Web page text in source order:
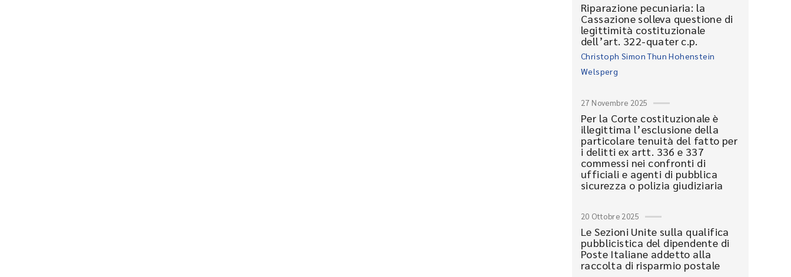
Riparazione pecuniaria: la
Cassazione solleva questione di
legittimità costituzionale
dell’art. 322-quater c.p.
Christoph Simon Thun Hohenstein
Welsperg
27 Novembre 2025
Per la Corte costituzionale è
illegittima l’esclusione della
particolare tenuità del fatto per
i delitti ex artt. 336 e 337
commessi nei confronti di
ufficiali e agenti di pubblica
sicurezza o polizia giudiziaria
20 Ottobre 2025
Le Sezioni Unite sulla qualifica
pubblicistica del dipendente di
Poste Italiane addetto alla
raccolta di risparmio postale